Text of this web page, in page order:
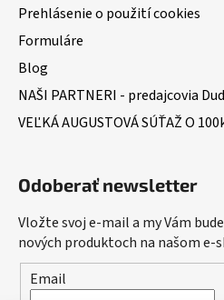
Prehlásenie o použití cookies
Formuláre
Blog
NAŠI PARTNERI - predajcovia
VEĽKÁ AUGUSTOVÁ SÚŤAŽ O
Odoberať newsletter
Vložte svoj e-mail a my Vám
nových produktoch na našom e-
Email